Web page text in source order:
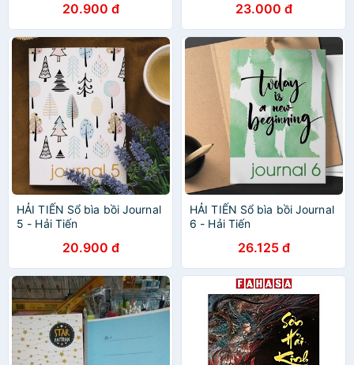
20.900 đ 23.000 đ
HẢI TIẾN Sổ bìa bồi Journal
5 - Hải Tiến
20.900 đ
HẢI TIẾN Sổ bìa bồi Journal
6 - Hải Tiến
26.125 đ